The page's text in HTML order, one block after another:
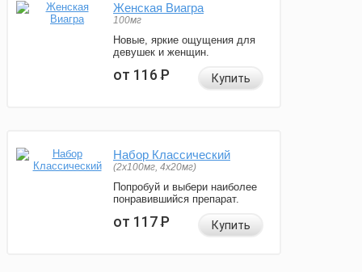
Женская Виагра
100мг
Новые, яркие ощущения для
девушек и женщин.
от 116Р Купить
Набор Классический
(2x100мг, 4x20мг)
Попробуй и выбери наиболее
понравившийся препарат.
от 117Р Купить